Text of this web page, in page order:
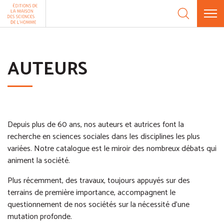
Aller au contenu
AUTEURS
Depuis plus de 60 ans, nos auteurs et autrices font la
recherche en sciences sociales dans les disciplines les plus
variées. Notre catalogue est le miroir des nombreux débats qui
animent la société.
Plus récemment, des travaux, toujours appuyés sur des
terrains de première importance, accompagnent le
questionnement de nos sociétés sur la nécessité d’une
mutation profonde.
Panneau de gestion des cookies